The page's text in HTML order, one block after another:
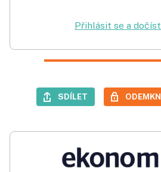
Přihlásit se a
SDÍLET